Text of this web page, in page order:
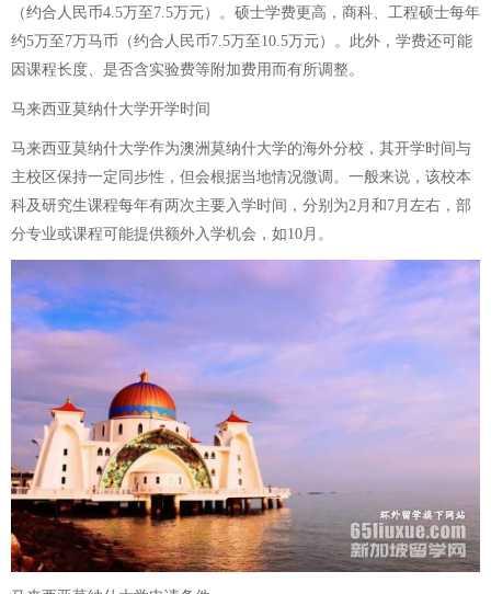
（约合人民币4.5万至7.5万元）。硕士学费更高，商科、工程硕士每年
约5万至7万马币（约合人民币7.5万至10.5万元）。此外，学费还可能
因课程长度、是否含实验费等附加费用而有所调整。
马来西亚莫纳什大学开学时间
马来西亚莫纳什大学作为澳洲莫纳什大学的海外分校，其开学时间与
主校区保持一定同步性，但会根据当地情况微调。一般来说，该校本
科及研究生课程每年有两次主要入学时间，分别为2月和7月左右，部
分专业或课程可能提供额外入学机会，如10月。